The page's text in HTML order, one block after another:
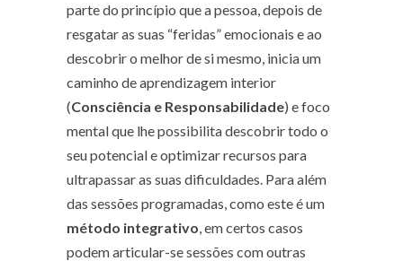
parte do princípio que a pessoa, depois de
resgatar as suas “feridas” emocionais e ao
descobrir o melhor de si mesmo, inicia um
caminho de aprendizagem interior
(Consciência e Responsabilidade) e foco
mental que lhe possibilita descobrir todo o
seu potencial e optimizar recursos para
ultrapassar as suas dificuldades. Para além
das sessões programadas, como este é um
método integrativo, em certos casos
podem articular-se sessões com outras